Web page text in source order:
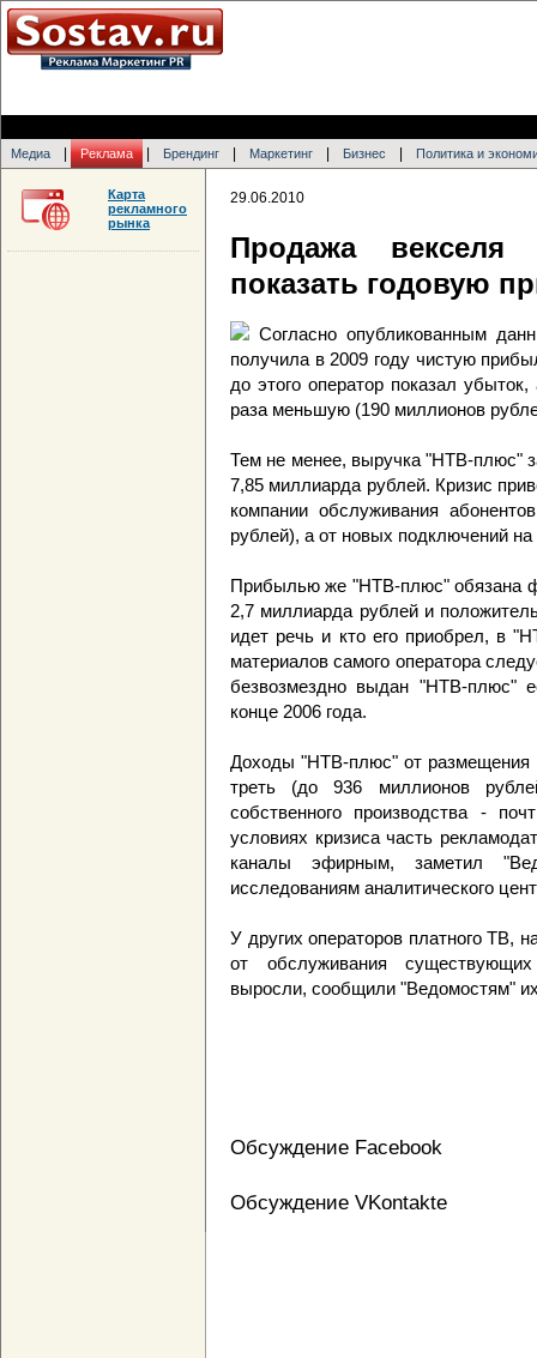
Медиа Реклама Брендинг Маркетинг Бизнес Политика и
29.06.2010
Продажа векселя
показать годовую
Согласно опубликованным
получила в 2009 году чистую
до этого оператор показал
раза меньшую (190 миллионов
Тем не менее, выручка "НТВ-плюс"
7,85 миллиарда рублей. Кризис
компании обслуживания
рублей), а от новых подключений
Прибылью же "НТВ-плюс" обязана
2,7 миллиарда рублей и
идет речь и кто его приобрел, в
материалов самого оператора
безвозмездно выдан "НТВ-плюс"
конце 2006 года.
Доходы "НТВ-плюс" от размещения
треть (до 936 миллионов
собственного производства -
условиях кризиса часть
каналы эфирным, заметил
исследованиям аналитического
У других операторов платного ТВ,
от обслуживания существующих
выросли, сообщили "Ведомостям"
Обсуждение Facebook
Обсуждение VKontakte
Карта
рекламного
рынка